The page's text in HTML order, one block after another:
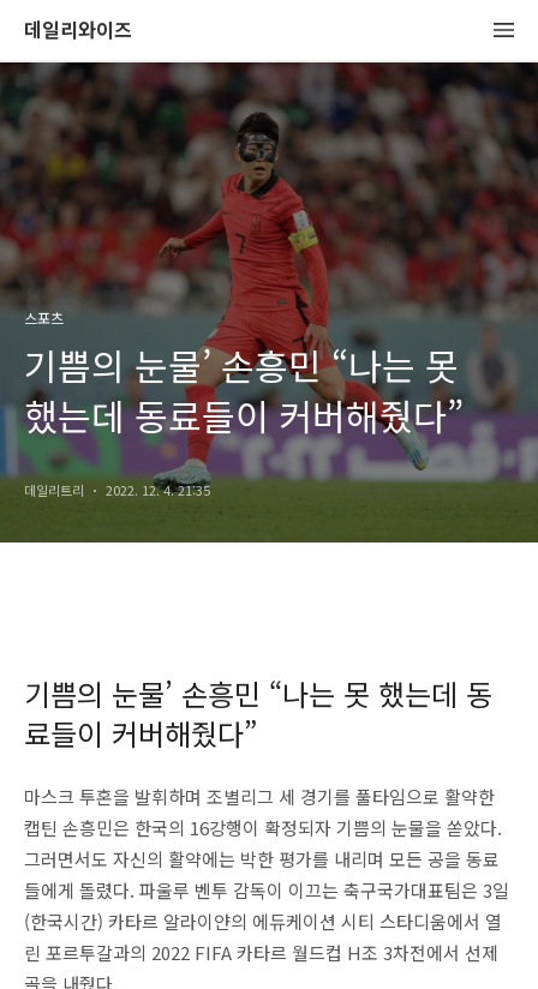
데일리와이즈
스포츠
기쁨의 눈물’ 손흥민 “나는 못
했는데 동료들이 커버해줬다”
데일리트리 2022. 12. 4. 21:35
기쁨의 눈물’ 손흥민 “나는 못 했는데 동
료들이 커버해줬다”
마스크 투혼을 발휘하며 조별리그 세 경기를 풀타임으로 활약한
캡틴 손흥민은 한국의 16강행이 확정되자 기쁨의 눈물을 쏟았다.
그러면서도 자신의 활약에는 박한 평가를 내리며 모든 공을 동료
들에게 돌렸다. 파울루 벤투 감독이 이끄는 축구국가대표팀은 3일
(한국시간) 카타르 알라이얀의 에듀케이션 시티 스타디움에서 열
린 포르투갈과의 2022 FIFA 카타르 월드컵 H조 3차전에서 선제
골을 내줬다.